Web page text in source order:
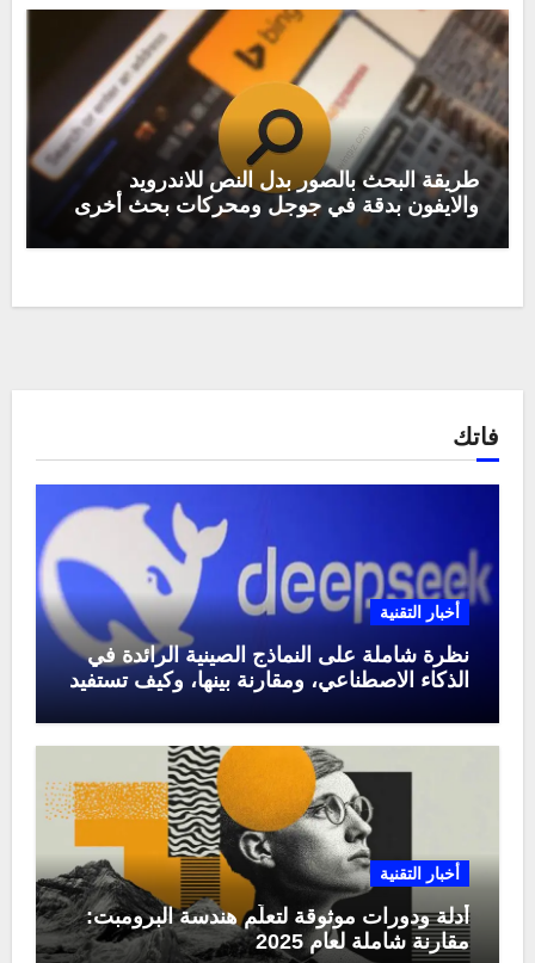
طريقة البحث بالصور بدل النص للاندرويد
والايفون بدقة في جوجل ومحركات بحث أخرى
فاتك
أخبار التقنية
نظرة شاملة على النماذج الصينية الرائدة في
الذكاء الاصطناعي، ومقارنة بينها، وكيف تستفيد
أخبار التقنية
أدلة ودورات موثوقة لتعلّم هندسة البرومبت:
مقارنة شاملة لعام 2025